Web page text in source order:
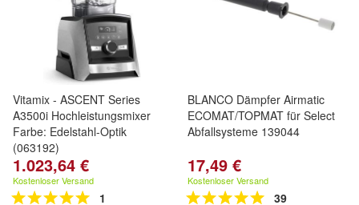
Vitamix - ASCENT Series
A3500i Hochleistungsmixer
Farbe: Edelstahl-Optik
(063192)
1.023,64 €
Kostenloser Versand
1
BLANCO Dämpfer Airmatic
ECOMAT/TOPMAT für Select
Abfallsysteme 139044
17,49 €
Kostenloser Versand
39